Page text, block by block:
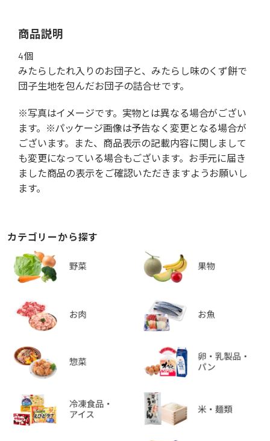
商品説明
4個
みたらしたれ入りのお団子と、みたらし味のくず餅で
団子生地を包んだお団子の詰合せです。
※写真はイメージです。実物とは異なる場合がござい
ます。※パッケージ画像は予告なく変更となる場合が
ございます。また、商品表示の記載内容に関しまして
も変更になっている場合もございます。お手元に届き
ました商品の表示をご確認いただきますようお願いし
ます。
カテゴリーから探す